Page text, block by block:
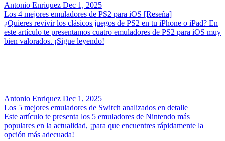
Antonio Enriquez Dec 1, 2025
Los 4 mejores emuladores de PS2 para iOS [Reseña]
¿Quieres revivir los clásicos juegos de PS2 en tu iPhone o iPad? En
este artículo te presentamos cuatro emuladores de PS2 para iOS muy
bien valorados. ¡Sigue leyendo!
Antonio Enriquez Dec 1, 2025
Los 5 mejores emuladores de Switch analizados en detalle
Este artículo te presenta los 5 emuladores de Nintendo más
populares en la actualidad, ¡para que encuentres rápidamente la
opción más adecuada!